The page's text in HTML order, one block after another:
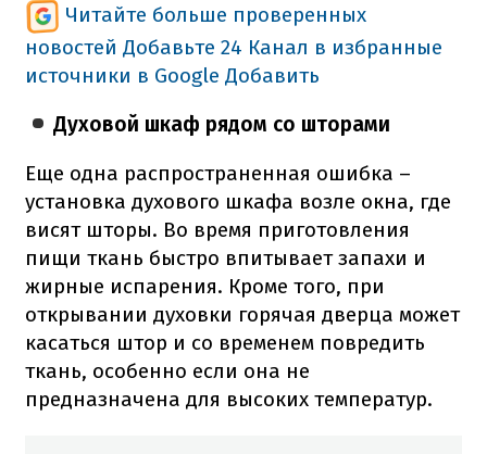
Читайте больше проверенных
новостей Добавьте 24 Канал в избранные
источники в Google Добавить
Духовой шкаф рядом со шторами
Еще одна распространенная ошибка –
установка духового шкафа возле окна, где
висят шторы. Во время приготовления
пищи ткань быстро впитывает запахи и
жирные испарения. Кроме того, при
открывании духовки горячая дверца может
касаться штор и со временем повредить
ткань, особенно если она не
предназначена для высоких температур.